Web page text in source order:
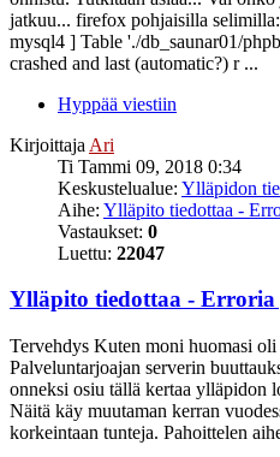
jatkuu... firefox pohjaisilla
mysql4 ] Table './db_saunar01/
crashed and last (automatic?) r ...
Hyppää viestiin
Kirjoittaja Ari
Ti Tammi 09, 2018 0:34
Keskustelualue: Ylläpidon
Aihe: Ylläpito tiedottaa -
Vastaukset: 0
Luettu: 22047
Ylläpito tiedottaa -
Tervehdys Kuten moni huomasi oli
Palveluntarjoajan serverin
onneksi osiu tällä kertaa ylläpidon
Näitä käy muutaman kerran
korkeintaan tunteja. Pahoittelen